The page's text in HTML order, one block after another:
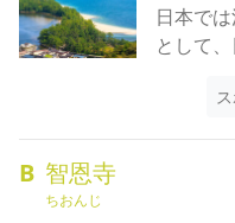
日本で
として
宮城県
B 智恩寺
ちおんじ